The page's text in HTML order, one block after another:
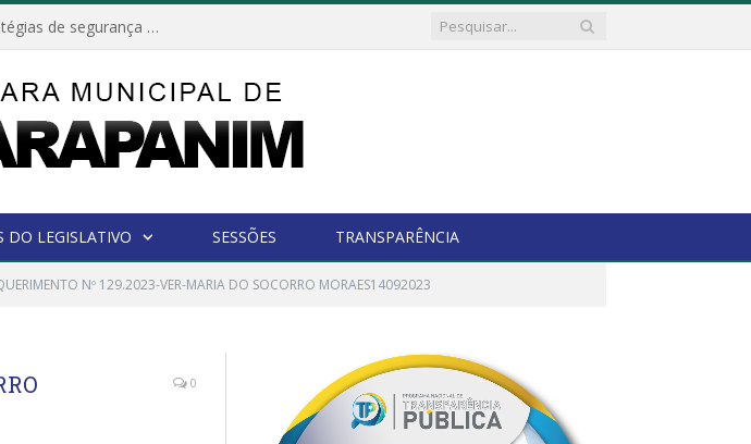
Câmara Municipal de Marapanim discute estratégias de segurança com autoridades e poder executivo
DO LEGISLATIVO SESSÕES TRANSPARÊNCIA
Nº 129.2023-VER-MARIA DO SOCORRO MORAES14092023
0